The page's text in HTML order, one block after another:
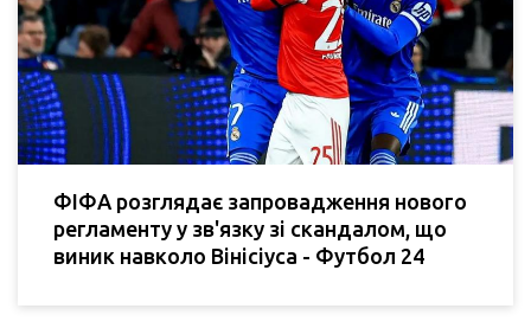
ФІФА розглядає запровадження нового
регламенту у зв'язку зі скандалом, що
виник навколо Вінісіуса - Футбол 24